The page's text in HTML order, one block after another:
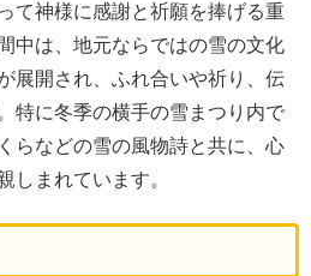
て神様に感謝と祈願を捧げる重
中は、地元ならではの雪の文化
展開され、ふれ合いや祈り、伝
特に冬季の横手の雪まつり内で
らなどの雪の風物詩と共に、心
しまれています。